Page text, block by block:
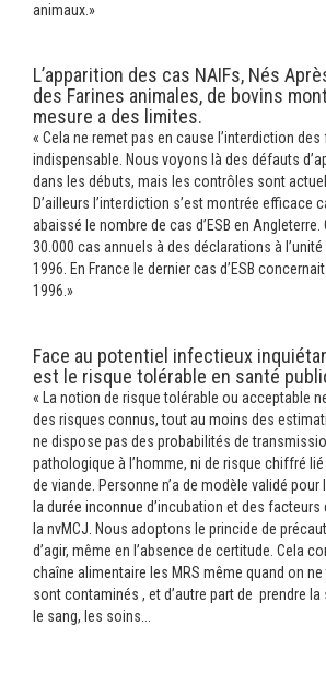
animaux.»
L’apparition des cas NAIFs, Nés
des Farines animales, de bovins
mesure a des limites.
« Cela ne remet pas en cause l’interdiction
indispensable. Nous voyons là des défauts
dans les débuts, mais les contrôles sont
D’ailleurs l’interdiction s’est montrée efficace
abaissé le nombre de cas d’ESB en Angleterre.
30.000 cas annuels à des déclarations à
1996. En France le dernier cas d’ESB
1996.»
Face au potentiel infectieux
est le risque tolérable en santé
« La notion de risque tolérable ou acceptable
des risques connus, tout au moins des
ne dispose pas des probabilités de
pathologique à l’homme, ni de risque chiffré
de viande. Personne n’a de modèle validé pour
la durée inconnue d’incubation et des
la nvMCJ. Nous adoptons le princide de
d’agir, même en l’absence de certitude. Cela
chaîne alimentaire les MRS même quand on ne
sont contaminés , et d’autre part de prendre
le sang, les soins...